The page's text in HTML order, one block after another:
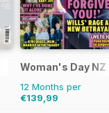
Woman's Day NZ
12 Months per
€139,99